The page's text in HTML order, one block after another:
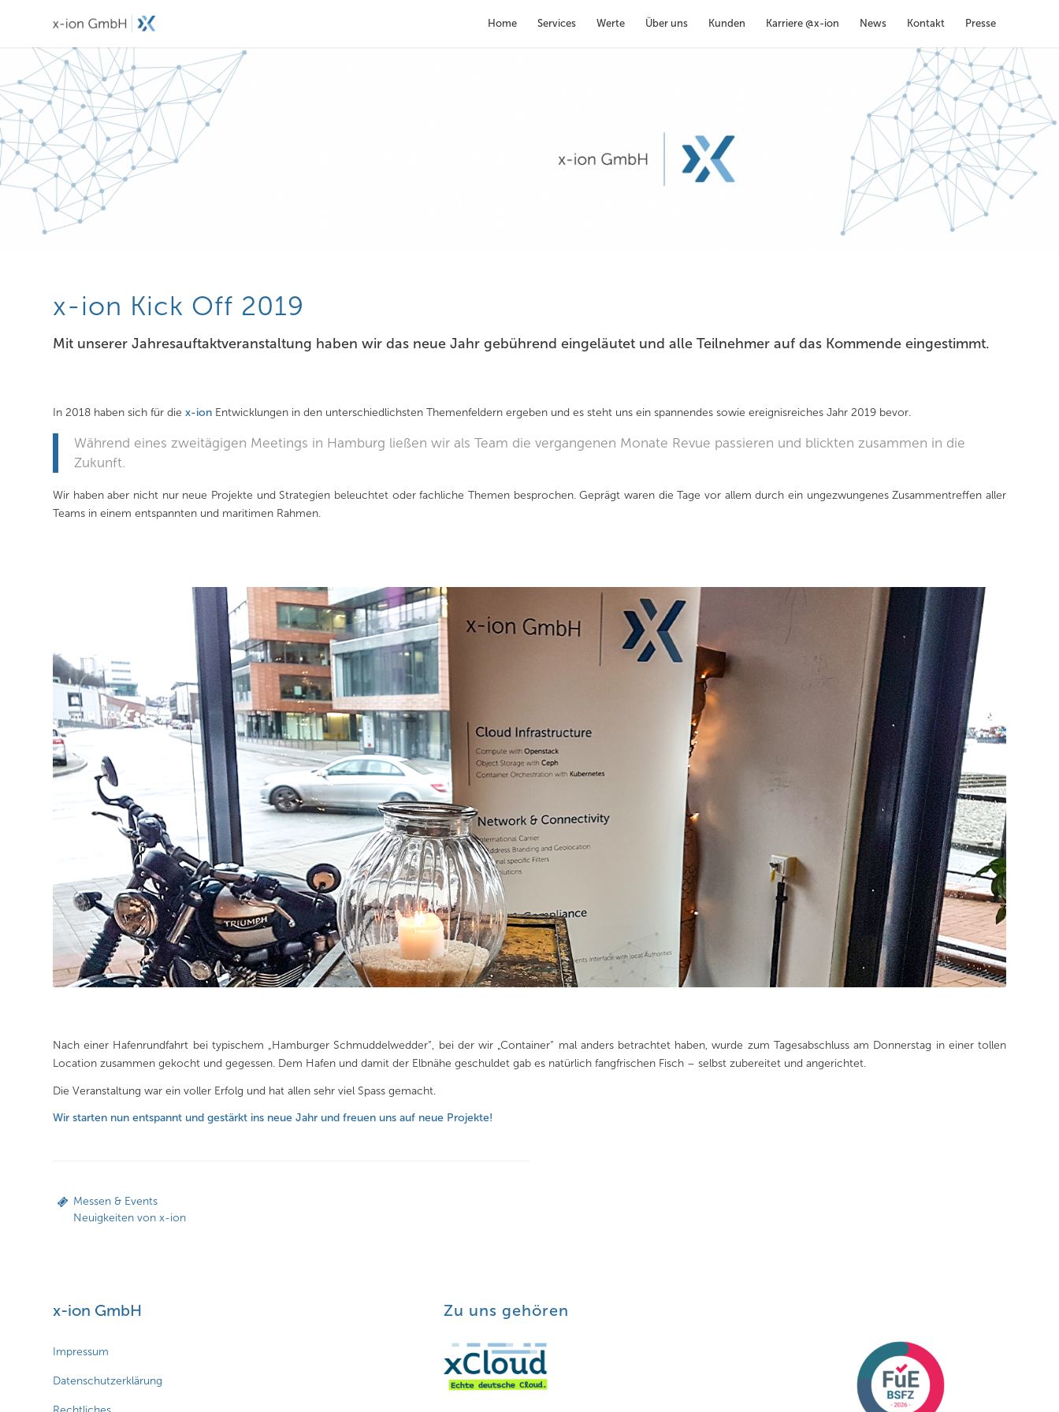
Home Services Werte Über uns Kunden Karriere @x-ion News Kontakt Presse
x-ion Kick Off 2019
Mit unserer Jahresauftaktveranstaltung haben wir das neue Jahr gebührend eingeläutet und alle Teilnehmer auf das Kommende eingestimmt.
In 2018 haben sich für die x-ion Entwicklungen in den unterschiedlichsten Themenfeldern ergeben und es steht uns ein spannendes sowie ereignisreiches Jahr 2019 bevor.
Während eines zweitägigen Meetings in Hamburg ließen wir als Team die vergangenen Monate Revue passieren und blickten zusammen in die
Zukunft.
Wir haben aber nicht nur neue Projekte und Strategien beleuchtet oder fachliche Themen besprochen. Geprägt waren die Tage vor allem durch ein ungezwungenes Zusammentreffen aller
Teams in einem entspannten und maritimen Rahmen.
Nach einer Hafenrundfahrt bei typischem „Hamburger Schmuddelwedder“, bei der wir „Container“ mal anders betrachtet haben, wurde zum Tagesabschluss am Donnerstag in einer tollen
Location zusammen gekocht und gegessen. Dem Hafen und damit der Elbnähe geschuldet gab es natürlich fangfrischen Fisch – selbst zubereitet und angerichtet.
Die Veranstaltung war ein voller Erfolg und hat allen sehr viel Spass gemacht.
Wir starten nun entspannt und gestärkt ins neue Jahr und freuen uns auf neue Projekte!
Messen & Events
Neuigkeiten von x-ion
x-ion GmbH
Impressum
Datenschutzerklärung
Zu uns gehören